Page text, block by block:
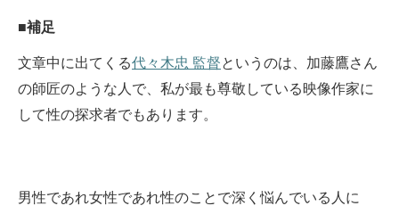
■補足
文章中に出てくる代々木忠 監督というのは、加藤鷹さん
の師匠のような人で、私が最も尊敬している映像作家に
して性の探求者でもあります。
男性であれ女性であれ性のことで深く悩んでいる人に